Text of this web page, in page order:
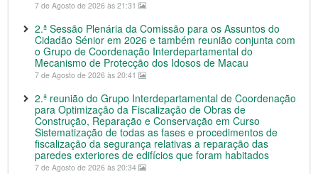
7 de Agosto de 2026 às 21:31
2.ª Sessão Plenária da Comissão para os Assuntos do
Cidadão Sénior em 2026 e também reunião conjunta com
o Grupo de Coordenação Interdepartamental do
Mecanismo de Protecção dos Idosos de Macau
7 de Agosto de 2026 às 20:41
2.ª reunião do Grupo Interdepartamental de Coordenação
para Optimização da Fiscalização de Obras de
Construção, Reparação e Conservação em Curso
Sistematização de todas as fases e procedimentos de
fiscalização da segurança relativas a reparação das
paredes exteriores de edifícios que foram habitados
7 de Agosto de 2026 às 20:34